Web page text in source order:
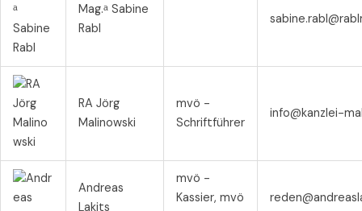
Mag.ᵃ Sabine
Rabl
RA Jörg
Malinowski
mvö -
Schriftführer
info@kanzlei-
Andreas
Lakits
mvö -
Kassier, mvö